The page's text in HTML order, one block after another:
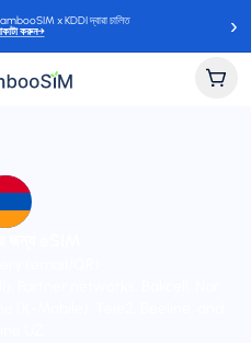
x KDDI দ্বারা চালিত
করুন→ ›